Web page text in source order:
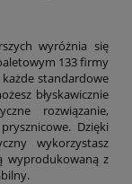
wyróżnia się
133 firmy
każde standardowe
błyskawicznie
rozwiązanie,
Dzięki
wykorzystasz
wyprodukowaną z